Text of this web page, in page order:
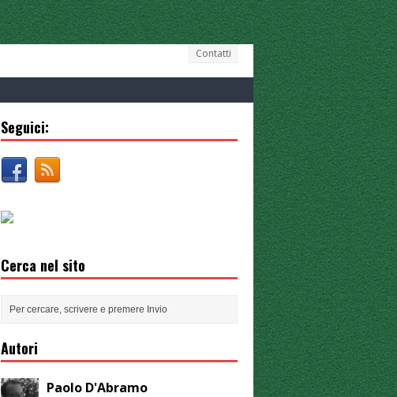
Contatti
Seguici:
Cerca nel sito
Autori
Paolo D'Abramo